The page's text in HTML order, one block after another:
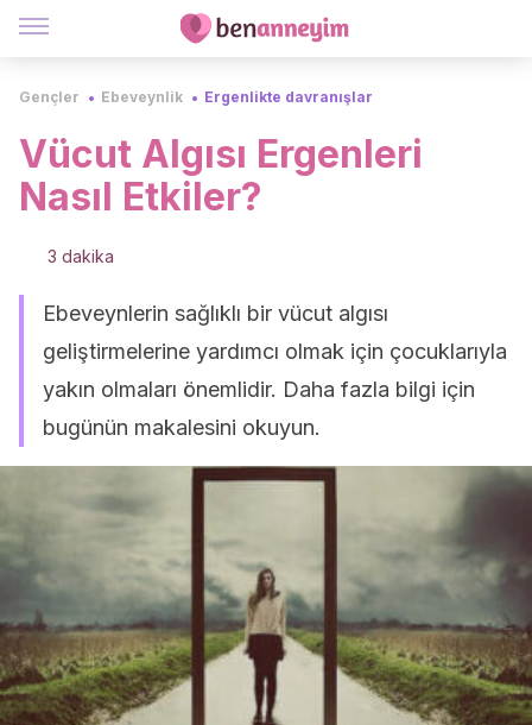
Gençler Ebeveynlik Ergenlikte davranışlar
Vücut Algısı Ergenleri
Nasıl Etkiler?
3 dakika
Ebeveynlerin sağlıklı bir vücut algısı
geliştirmelerine yardımcı olmak için çocuklarıyla
yakın olmaları önemlidir. Daha fazla bilgi için
bugünün makalesini okuyun.